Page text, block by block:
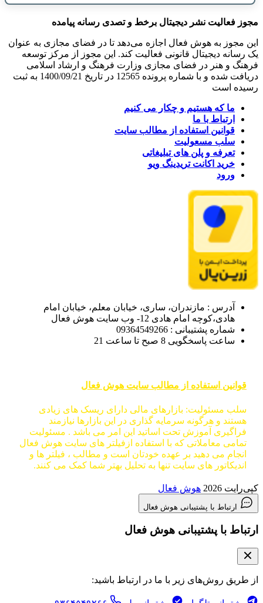
مجوز فعالیت نشر دیجیتال برخط و تصدی رسانه پیامده
این مجوز به هوش فعال اجازه می‌دهد تا در فضای مجازی به عنوان
یک رسانه دیجیتال قانونی فعالیت کند. این مجوز از مرکز توسعه
فرهنگ و هنر در فضای مجازی وزارت فرهنگ و ارشاد اسلامی
دریافت شده و با شماره پرونده 12565 در تاریخ 1400/09/21 به ثبت
رسیده است
ما که هستیم و چکار می کنیم
ارتباط با ما
قوانین استفاده از مطالب سایت
سلب مسعولیت
تعرفه و پلن های تبلیغاتی
خرید اکانت تریدینگ ویو
ورود
آدرس : مازندران، ساری، خیابان معلم، خیابان امام
هادی،کوچه امام هادی 12- وب سایت هوش فعال
شماره پشتیبانی : 09364549266
ساعت پاسخگویی 8 صبح تا ساعت 21
قوانین استفاده از مطالب سایت هوش فعال
سلب مسئولیت: بازارهای مالی دارای ریسک های زیادی
هستند و هرگونه سرمایه گذاری در این بازارها نیازمند
فراگیری آموزش تحت اساتید این امر می باشد . مسئولیت
تمامی معاملاتی که با استفاده ازفیلتر های سایت هوش فعال
انجام می دهید بر عهده خودتان است و مطالب ، فیلتر ها و
اندیکاتور های سایت تنها به تحلیل بهتر شما کمک می کنند.
کپی‌رایت 2026 هوش فعال
ارتباط با پشتیبانی هوش فعال
ارتباط با پشتیبانی هوش فعال
از طریق روش‌های زیر با ما در ارتباط باشید: